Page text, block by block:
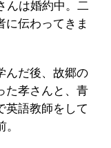
んは婚約中。二
に伝わってきま
んだ後、故郷の
た孝さんと、青
英語教師をして